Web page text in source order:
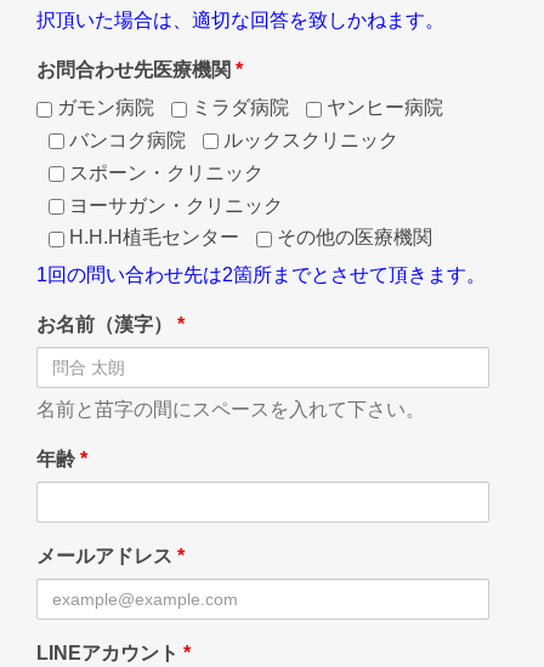
択頂いた場合は、適切な回答を致しかねます。
お問合わせ先医療機関 *
ガモン病院
ミラダ病院
ヤンヒー病院
バンコク病院
ルックスクリニック
スポーン・クリニック
ヨーサガン・クリニック
H.H.H植毛センター
その他の医療機関
1回の問い合わせ先は2箇所までとさせて頂きます。
お名前（漢字） *
名前と苗字の間にスペースを入れて下さい。
年齢 *
メールアドレス *
LINEアカウント *